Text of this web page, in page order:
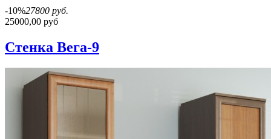
-10%27800 руб.
25000,00 руб
Стенка Вега-9